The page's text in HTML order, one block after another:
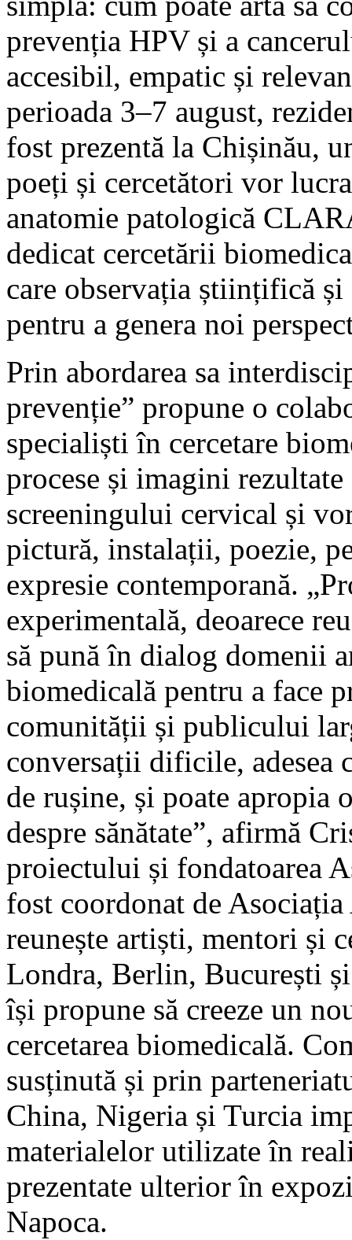
prevenția HPV și a
accesibil, empatic și
perioada 3–7 august,
fost prezentă la Chișinău,
poeți și cercetători vor
anatomie patologică
dedicat cercetării
care observația științifică
pentru a genera noi
Prin abordarea sa
prevenție” propune o
specialiști în cercetare
procese și imagini
screeningului cervical și
pictură, instalații, poezie,
expresie contemporană.
experimentală, deoarece
să pună în dialog domenii
biomedicală pentru a face
comunității și publicului
conversații dificile, adesea
de rușine, și poate apropia
despre sănătate”, afirmă
proiectului și fondatoarea
fost coordonat de
reunește artiști, mentori și
Londra, Berlin, București
își propune să creeze un
cercetarea biomedicală.
susținută și prin
China, Nigeria și Turcia
materialelor utilizate în
prezentate ulterior în
Napoca.